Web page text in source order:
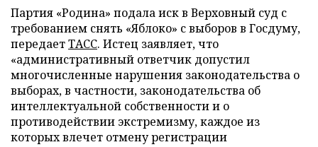
Партия «Родина» подала иск в Верховный суд с
требованием снять «Яблоко» с выборов в Госдуму,
передаетТАСС. Истец заявляет, что
«административный ответчик допустил
многочисленные нарушения законодательства о
выборах, в частности, законодательства об
интеллектуальной собственности и о
противодействии экстремизму, каждое из
которых влечет отмену регистрации